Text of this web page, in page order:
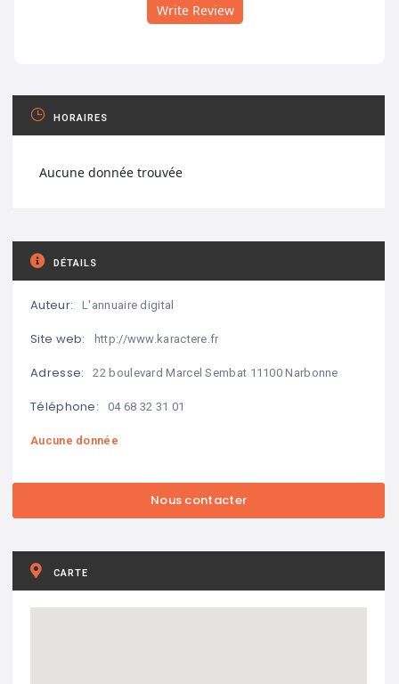
Write Review
HORAIRES
Aucune donnée trouvée
DÉTAILS
Auteur: L'annuaire digital
Site web: http://www.karactere.fr
Adresse: 22 boulevard Marcel Sembat 11100 Narbonne
Téléphone: 04 68 32 31 01
Aucune donnée
CARTE